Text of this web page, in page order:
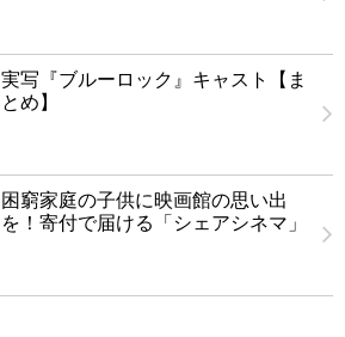
実写『ブルーロック』キャスト【ま
とめ】
困窮家庭の子供に映画館の思い出
を！寄付で届ける「シェアシネマ」